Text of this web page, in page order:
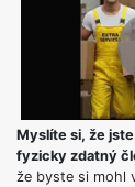
Myslíte si, že
fyzicky zdatný
že byste si mohl